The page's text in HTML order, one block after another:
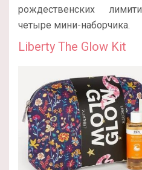
рождественских
четыре мини-наборчика.
Liberty The Glow Kit